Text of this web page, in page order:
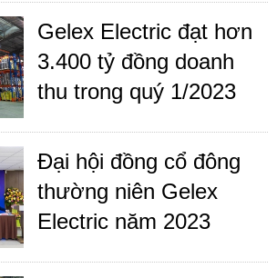
Gelex Electric đạt hơn
3.400 tỷ đồng doanh
thu trong quý 1/2023
Đại hội đồng cổ đông
thường niên Gelex
Electric năm 2023